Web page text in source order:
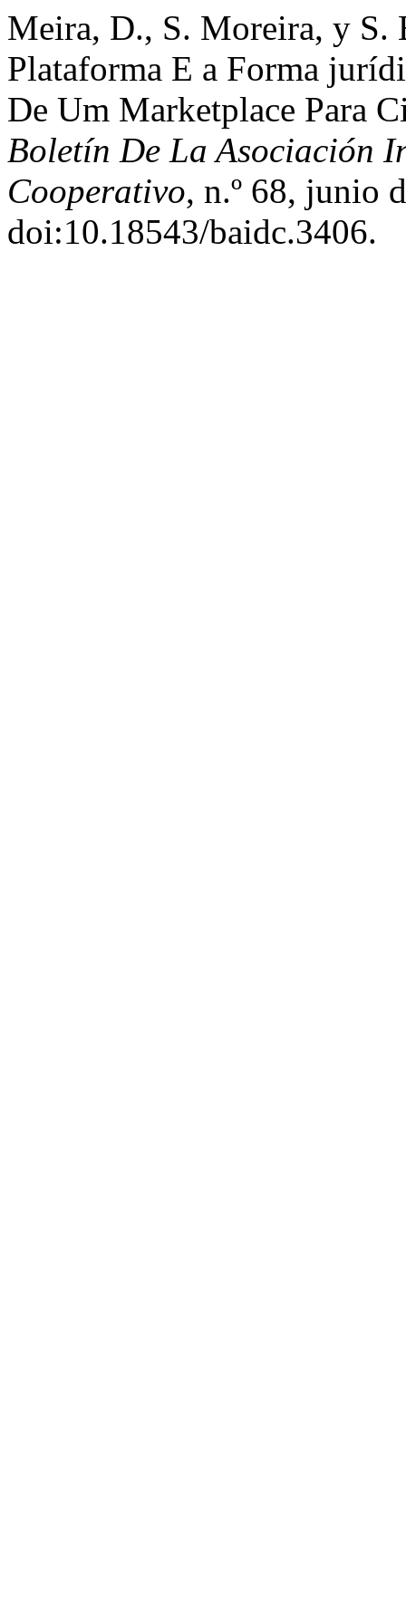
Meira, D., S. Moreira, y S.
Plataforma E a Forma
De Um Marketplace Para
Boletín De La Asociación
Cooperativo, n.º 68, junio
doi:10.18543/baidc.3406.